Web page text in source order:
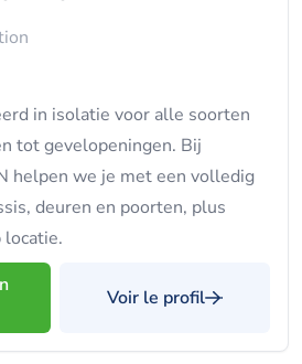
in isolatie voor alle soorten
tot gevelopeningen. Bij
helpen we je met een volledig
deuren en poorten, plus
locatie.
Voir le profil